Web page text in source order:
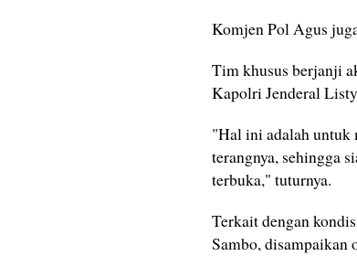
Komjen Pol Agus
Tim khusus berjanji
Kapolri Jenderal
"Hal ini adalah untuk
terangnya, sehingga
terbuka," tuturnya.
Terkait dengan
Sambo, disampaikan